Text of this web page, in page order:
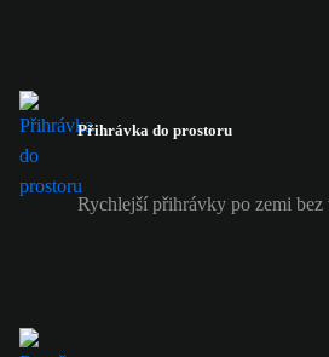
Přihrávka do prostoru
Rychlejší přihrávky po zemi